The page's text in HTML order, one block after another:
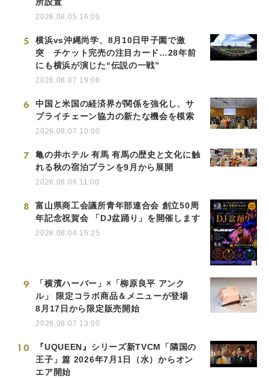
所設置
2026.08.05 16:00
5
横浜vs沖縄尚学、8月10日甲子園で激
突 チケット完売の注目カード…28年前
にも横浜が演じた“伝説の一戦”
2026.08.07 19:00
6
中国と米国の経済界が関係を強化し、サ
プライチェーン協力の新たな機会を模索
2026.08.07 10:00
7
亀の井ホテル 有馬 有馬の歴史と文化に触
れる秋の宿泊プランを9月から展開
2026.08.06 11:00
8
富山県商工会議所青年部連合会 創立50周
年記念祝賀会 「DJ盆踊り」を開催します
2026.08.04 15:25
9
「横濱ハーバー」×「柳原良平 アンク
ル」 限定コラボ商品＆メニューが登場
8月17日から限定販売開始
2026.08.07 13:00
10
『UQUEEN』シリーズ新TVCM「隣国の
王子」篇 2026年7月1日（水）からオン
エア開始